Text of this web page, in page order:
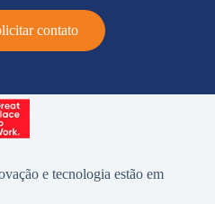
contato
e tecnologia estão em